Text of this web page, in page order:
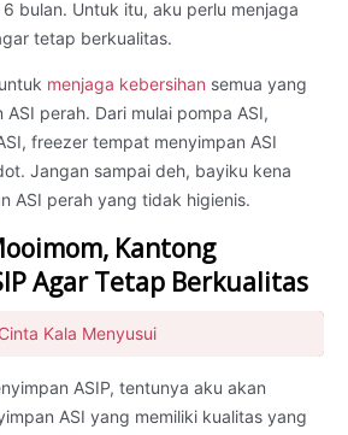
bulan. Untuk itu, aku perlu menjaga
tetap berkualitas.
menjaga kebersihan semua yang
perah. Dari mulai pompa ASI,
freezer tempat menyimpan ASI
Jangan sampai deh, bayiku kena
ASI perah yang tidak higienis.
Kantong
Agar Tetap Berkualitas
Kala Menyusui
ASIP, tentunya aku akan
ASI yang memiliki kualitas yang